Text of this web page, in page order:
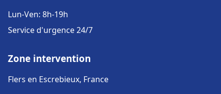
Lun-Ven: 8h-19h
Service d'urgence 24/7
Zone intervention
Flers en Escrebieux, France